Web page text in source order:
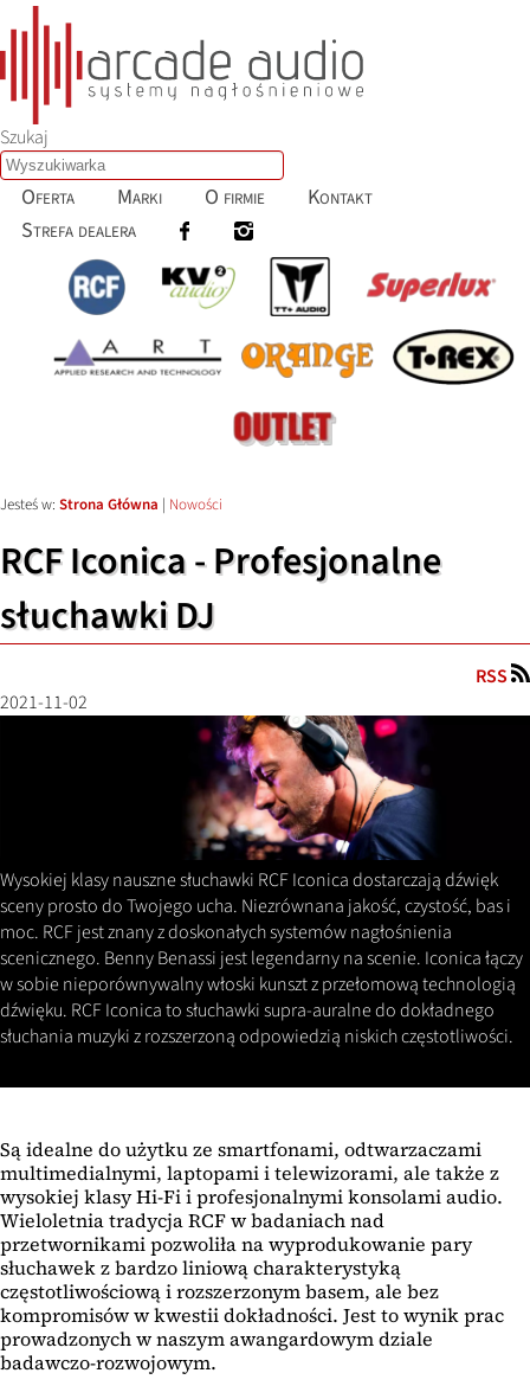
Szukaj
Oferta Marki O firmie
Kontakt
Strefa dealera
Jesteś w: Strona Główna | Nowości
RCF Iconica - Profesjonalne
słuchawki DJ
RSS
2021-11-02
Wysokiej klasy nauszne słuchawki RCF Iconica dostarczają dźwięk
sceny prosto do Twojego ucha. Niezrównana jakość, czystość, bas i
moc. RCF jest znany z doskonałych systemów nagłośnienia
scenicznego. Benny Benassi jest legendarny na scenie. Iconica łączy
w sobie nieporównywalny włoski kunszt z przełomową technologią
dźwięku. RCF Iconica to słuchawki supra-auralne do dokładnego
słuchania muzyki z rozszerzoną odpowiedzią niskich częstotliwości.
Są idealne do użytku ze smartfonami, odtwarzaczami
multimedialnymi, laptopami i telewizorami, ale także z
wysokiej klasy Hi-Fi i profesjonalnymi konsolami audio.
Wieloletnia tradycja RCF w badaniach nad
przetwornikami pozwoliła na wyprodukowanie pary
słuchawek z bardzo liniową charakterystyką
częstotliwościową i rozszerzonym basem, ale bez
kompromisów w kwestii dokładności. Jest to wynik prac
prowadzonych w naszym awangardowym dziale
badawczo-rozwojowym.